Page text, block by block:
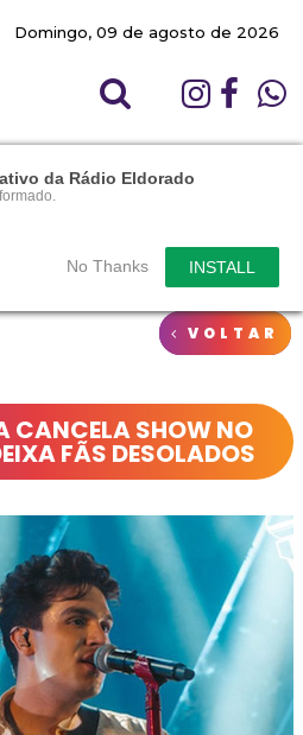
da Rádio Eldorado
No Thanks INSTALL
Domingo, 09 de agosto de 2026
CANCELA SHOW NO
FÃS DESOLADOS
VOLTAR